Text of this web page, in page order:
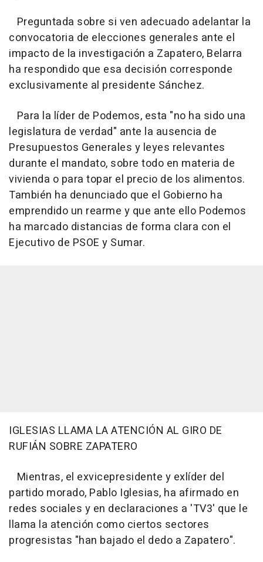
Preguntada sobre si ven adecuado adelantar la
convocatoria de elecciones generales ante el
impacto de la investigación a Zapatero, Belarra
ha respondido que esa decisión corresponde
exclusivamente al presidente Sánchez.
Para la líder de Podemos, esta "no ha sido una
legislatura de verdad" ante la ausencia de
Presupuestos Generales y leyes relevantes
durante el mandato, sobre todo en materia de
vivienda o para topar el precio de los alimentos.
También ha denunciado que el Gobierno ha
emprendido un rearme y que ante ello Podemos
ha marcado distancias de forma clara con el
Ejecutivo de PSOE y Sumar.
IGLESIAS LLAMA LA ATENCIÓN AL GIRO DE
RUFIÁN SOBRE ZAPATERO
Mientras, el exvicepresidente y exlíder del
partido morado, Pablo Iglesias, ha afirmado en
redes sociales y en declaraciones a 'TV3' que le
llama la atención como ciertos sectores
progresistas "han bajado el dedo a Zapatero".